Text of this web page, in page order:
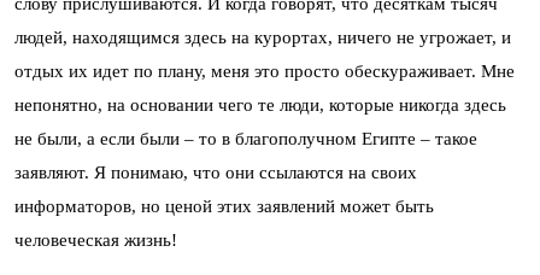
слову прислушиваются. И когда говорят, что десяткам тысяч
людей, находящимся здесь на курортах, ничего не угрожает, и
отдых их идет по плану, меня это просто обескураживает. Мне
непонятно, на основании чего те люди, которые никогда здесь
не были, а если были – то в благополучном Египте – такое
заявляют. Я понимаю, что они ссылаются на своих
информаторов, но ценой этих заявлений может быть
человеческая жизнь!